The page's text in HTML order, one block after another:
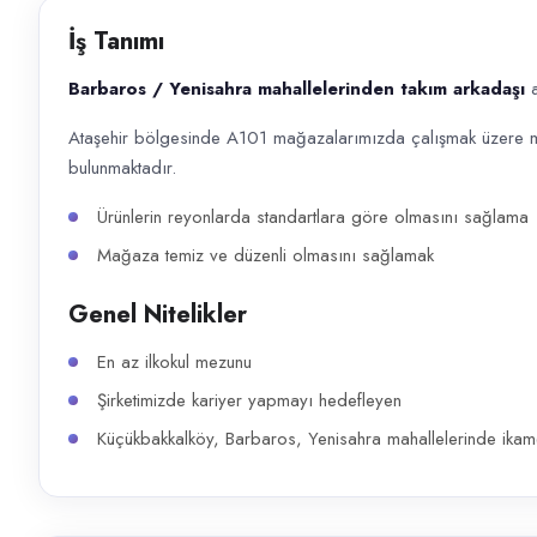
Başvuru kanalları
WhatsApp, Telefon
İlan açıklaması
Barbaros / Yenisahra mahallelerinden takım arkadaşı arıyoruz.
İş Tanımı
Barbaros / Yenisahra mahallelerinden takım arkadaşı
Ataşehir bölgesinde A101 mağazalarımızda çalışmak üzere
bulunmaktadır.
Ürünlerin reyonlarda standartlara göre olmasını sağlama
Mağaza temiz ve düzenli olmasını sağlamak
Genel Nitelikler
En az ilkokul mezunu
Şirketimizde kariyer yapmayı hedefleyen
Küçükbakkalköy, Barbaros, Yenisahra mahallelerinde